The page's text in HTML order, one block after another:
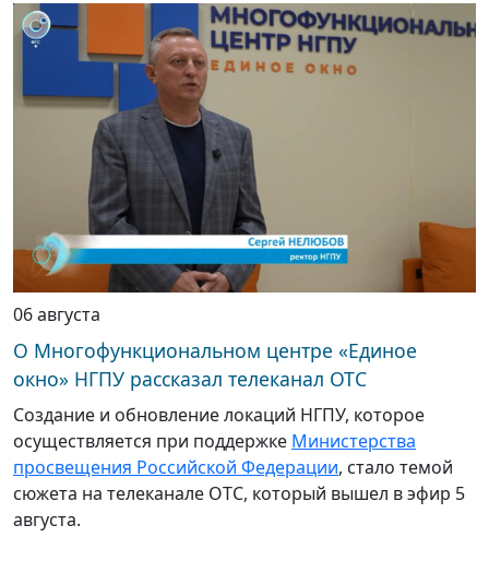
06 августа
О Многофункциональном центре «Единое
окно» НГПУ рассказал телеканал ОТС
Создание и обновление локаций НГПУ, которое
осуществляется при поддержке Министерства
просвещения Российской Федерации, стало темой
сюжета на телеканале ОТС, который вышел в эфир 5
августа.